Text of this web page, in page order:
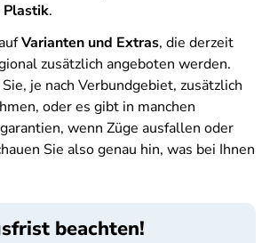
Plastik.
Varianten und Extras, die derzeit
zusätzlich angeboten werden.
je nach Verbundgebiet, zusätzlich
oder es gibt in manchen
wenn Züge ausfallen oder
Sie also genau hin, was bei Ihnen
beachten!